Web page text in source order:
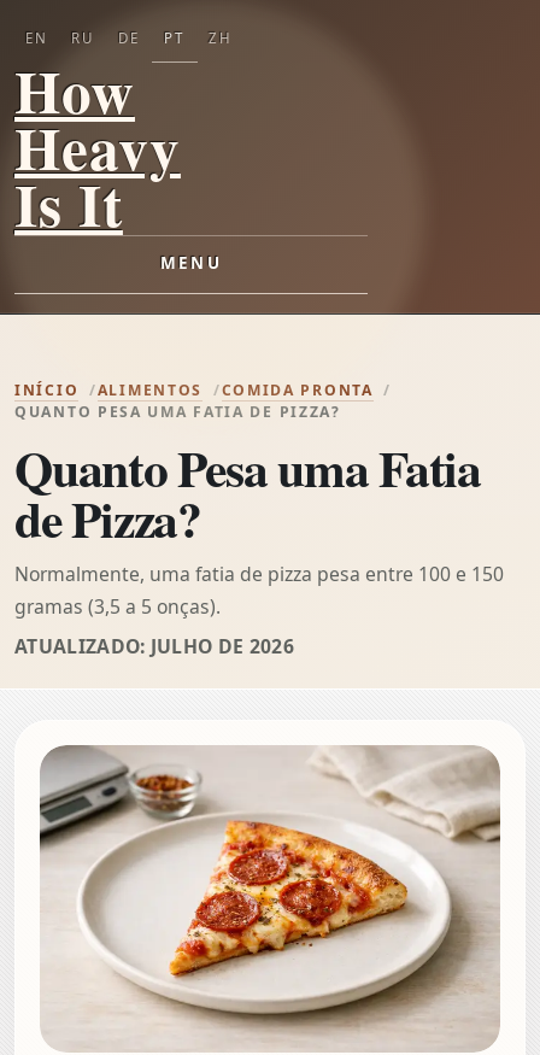
How
Heavy
Is It
MENU
EN RU DE PT ZH
INÍCIO ALIMENTOS
COMIDA PRONTA
QUANTO PESA UMA FATIA DE PIZZA?
Quanto Pesa uma Fatia
de Pizza?
Normalmente, uma fatia de pizza pesa entre 100 e 150
gramas (3,5 a 5 onças).
ATUALIZADO: JULHO DE 2026